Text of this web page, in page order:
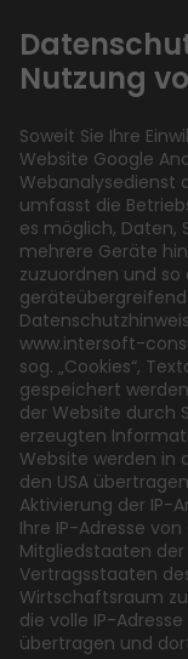
Nutzung
Soweit Sie Ihre
Website Google
Webanalysedienst
umfasst die
es möglich, Daten,
mehrere Geräte
zuzuordnen und
www.intersoft-
sog. „Cookies“,
gespeichert
der Website durch
erzeugten
Website werden in
den USA
Aktivierung der IP-
Ihre IP-Adresse
Mitgliedstaaten
Vertragsstaaten
Wirtschaftsraum
die volle IP-
übertragen und